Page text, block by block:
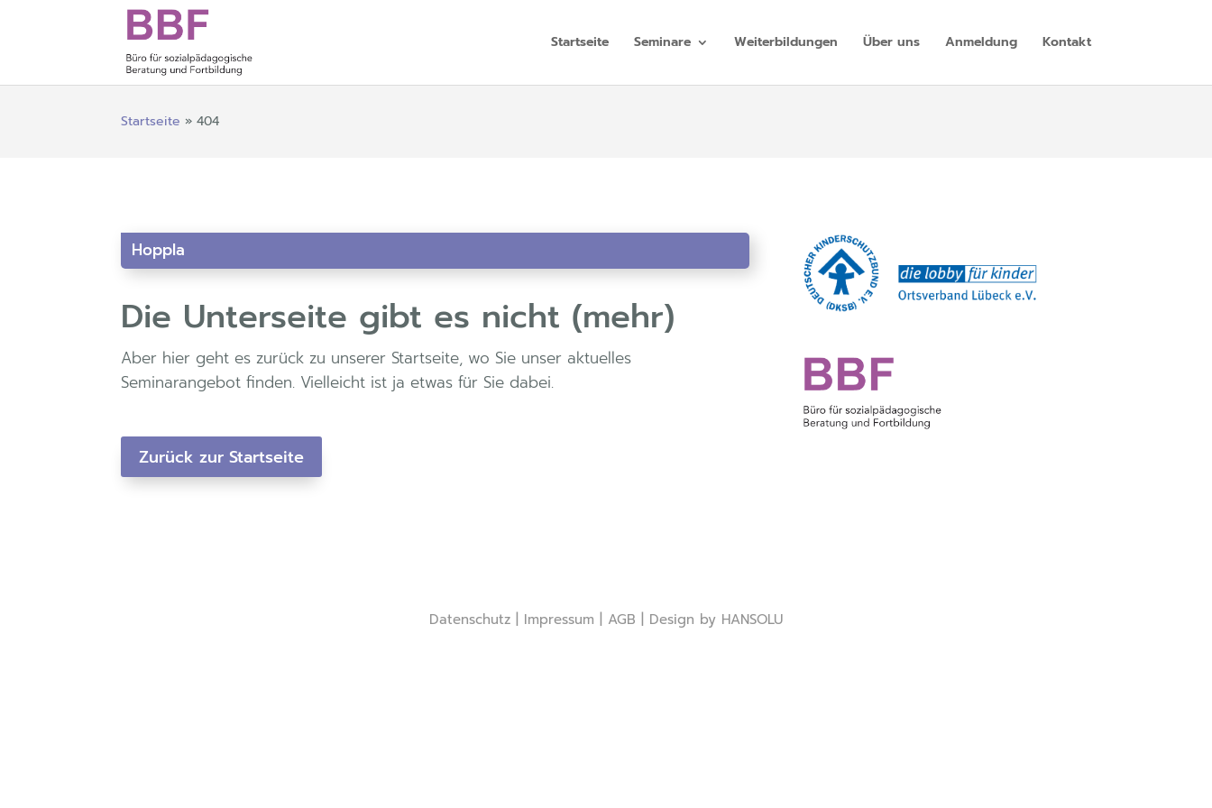
Startseite Seminare Weiterbildungen Über uns Anmeldung Kontakt
Startseite »404
Hoppla
Die Unterseite gibt es nicht (mehr)
Aber hier geht es zurück zu unserer Startseite, wo Sie unser aktuelles
Seminarangebot finden. Vielleicht ist ja etwas für Sie dabei.
Zurück zur Startseite
Datenschutz Impressum AGB | Design by HANSOLU